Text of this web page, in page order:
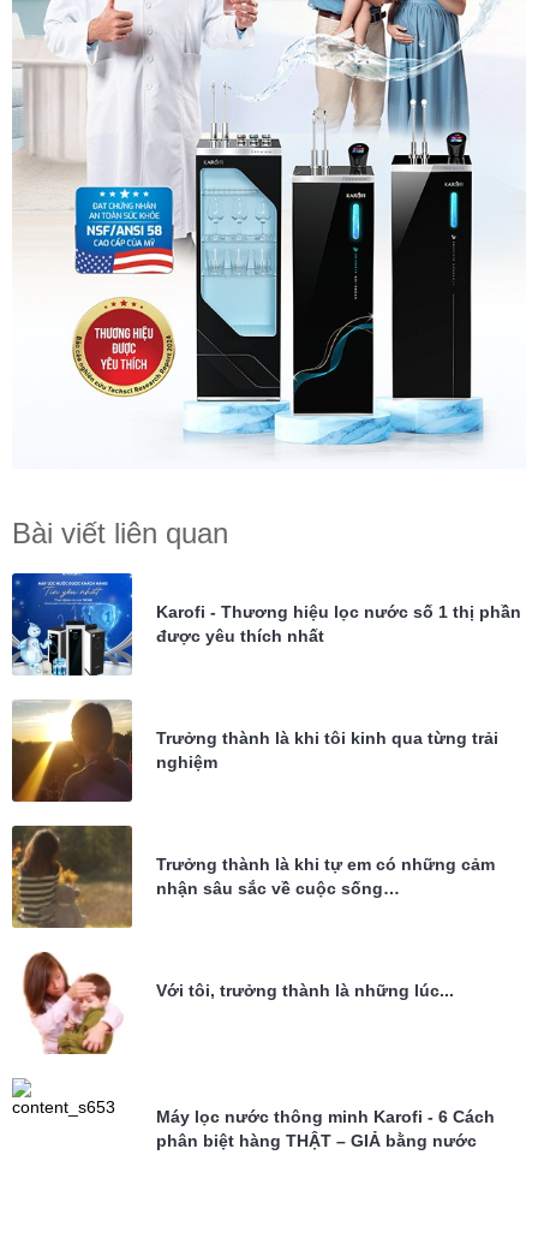
Bài viết liên quan
Karofi - Thương hiệu lọc nước số 1 thị phần
được yêu thích nhất
Trưởng thành là khi tôi kinh qua từng trải
nghiệm
Trưởng thành là khi tự em có những cảm
nhận sâu sắc về cuộc sống…
Với tôi, trưởng thành là những lúc...
Máy lọc nước thông minh Karofi - 6 Cách
phân biệt hàng THẬT – GIẢ bằng nước